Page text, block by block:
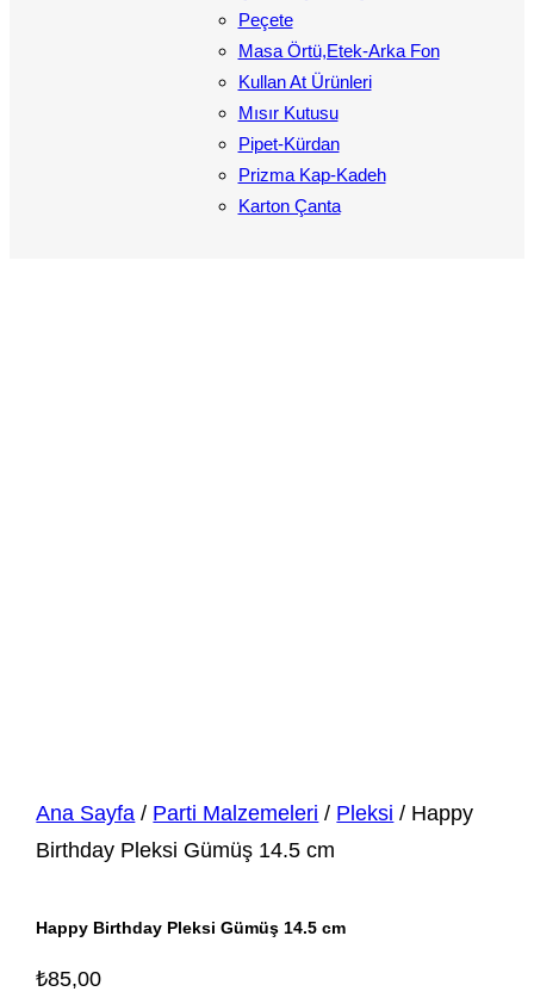
Peçete
Masa Örtü,Etek-Arka Fon
Kullan At Ürünleri
Mısır Kutusu
Pipet-Kürdan
Prizma Kap-Kadeh
Karton Çanta
Ana Sayfa / Parti Malzemeleri / Pleksi / Happy
Birthday Pleksi Gümüş 14.5 cm
Happy Birthday Pleksi Gümüş 14.5 cm
₺85,00